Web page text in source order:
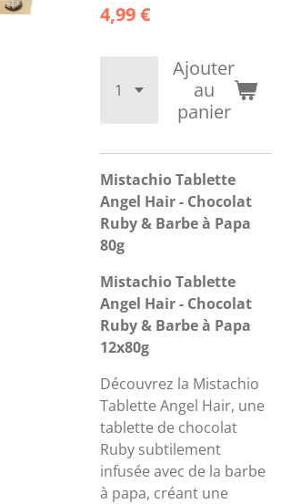
4,99 €
Ajouter
au
panier
Mistachio Tablette
Angel Hair - Chocolat
Ruby & Barbe à Papa
80g
Mistachio Tablette
Angel Hair - Chocolat
Ruby & Barbe à Papa
12x80g
Découvrez la Mistachio
Tablette Angel Hair, une
tablette de chocolat
Ruby subtilement
infusée avec de la barbe
à papa, créant une